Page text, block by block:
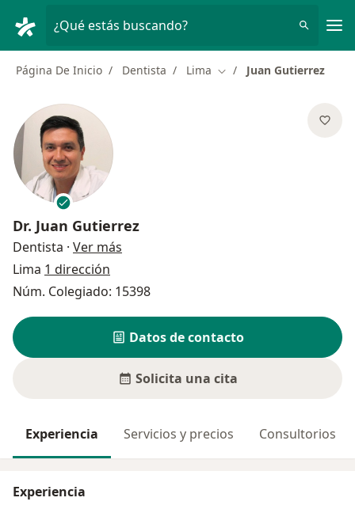
¿Qué estás buscando?
Página De Inicio Dentista Lima Cambiar de ciudad
Juan Gutierrez
Dr. Juan Gutierrez
Dentista · Ver más
Lima 1 dirección
Núm. Colegiado: 15398
Datos de contacto
Solicita una cita
Experiencia Servicios y precios Consultorios
Experiencia